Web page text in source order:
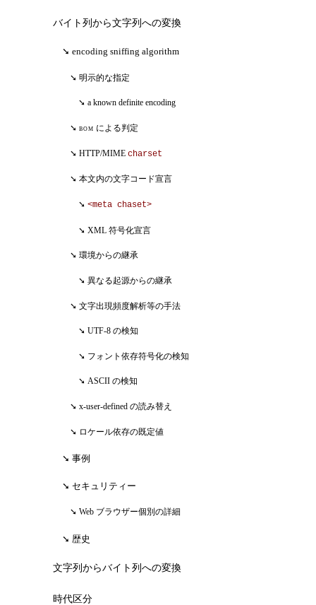
バイト列から文字列への変換
encoding sniffing algorithm
明示的な指定
a known definite encoding
bom による判定
HTTP/MIME charset
本文内の文字コード宣言
<meta chaset>
XML 符号化宣言
環境からの継承
異なる起源からの継承
文字出現頻度解析等の手法
UTF-8 の検知
フォント依存符号化の検知
ASCII の検知
x-user-defined の読み替え
ロケール依存の既定値
事例
セキュリティー
Web ブラウザー個別の詳細
歴史
文字列からバイト列への変換
時代区分